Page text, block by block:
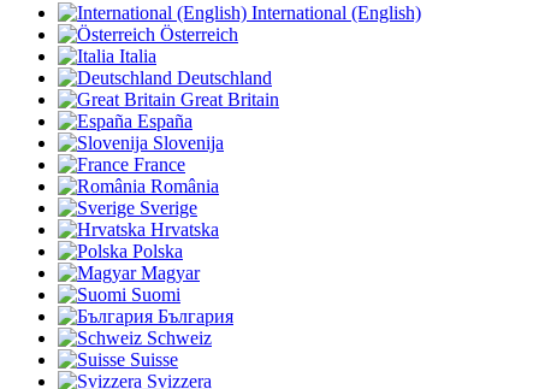
International (English)
Österreich
Italia
Deutschland
Great Britain
España
Slovenija
France
România
Sverige
Hrvatska
Polska
Magyar
Suomi
България
Schweiz
Suisse
Svizzera